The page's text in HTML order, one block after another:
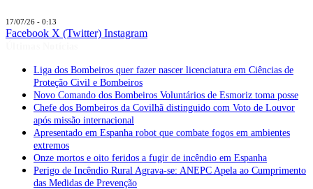
17/07/26 - 0:13
Facebook X (Twitter) Instagram
Liga dos Bombeiros quer fazer nascer licenciatura em Ciências de
Proteção Civil e Bombeiros
Novo Comando dos Bombeiros Voluntários de Esmoriz toma posse
Chefe dos Bombeiros da Covilhã distinguido com Voto de Louvor
após missão internacional
Apresentado em Espanha robot que combate fogos em ambientes
extremos
Onze mortos e oito feridos a fugir de incêndio em Espanha
Perigo de Incêndio Rural Agrava-se: ANEPC Apela ao Cumprimento
das Medidas de Prevenção